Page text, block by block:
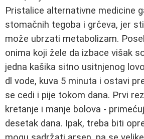
Pristalice alternativne medicine
stomačnih tegoba i grčeva, jer
može ubrzati metabolizam.
onima koji žele da izbace višak
jedna kašika sitno usitnjenog
dl vode, kuva 5 minuta i ostavi
se cedi i pije tokom dana. Prvi
kretanje i manje bolova -
desetak dana. Ipak, treba biti